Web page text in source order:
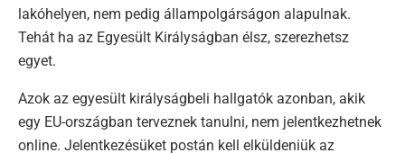
lakóhelyen, nem pedig állampolgárságon alapulnak.
Tehát ha az Egyesült Királyságban élsz, szerezhetsz
egyet.
Azok az egyesült királyságbeli hallgatók azonban, akik
egy EU-országban terveznek tanulni, nem jelentkezhetnek
online. Jelentkezésüket postán kell elküldeniük az